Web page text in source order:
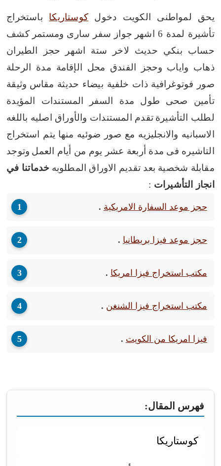
يحق لمواطنى الكويت دخول كوستاريكا باستخراج
تأشيرة لمدة 6 اشهر
جواز سفر سارى ومستمر كشف
حساب بنكي حديث لاخر ستة اشهر
حجز الطيران
ذهاب واياب وحجز الفندق محل الإقامة مدة الرحلة
صور فوتوغرافية ذات خلفية بيضاء حديثة مقاس وثيقة
تأمين صحى طول مدة السفر
المستندات المؤيدة
لطلب التأشيرة تقدم المستندات والأوراق اصليه باللغه
الاسبانيه والانجليزيه مع صور ضوئيه منها يتم استخراج
التاشيره فى مدة أربعة عشر يوم من أيام العمل وتوجد
مقابلة شخصية بعد تقديم الاوراق المطلوبه خدماتنا في
انجاز التأشيرات :
حجز موعد السفارة الامريكية .
حجز موعد فيزا بريطانيا .
مكتب استخراج فيزا امريكا .
مكتب استخراج فيزا الشنغن .
فيزا امريكا من الكويت .
فهرس المقال:
كوستاريكا